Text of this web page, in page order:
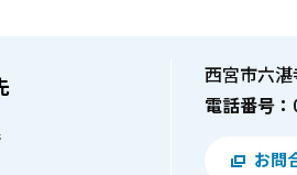
西宮市六
電話番号：
お問